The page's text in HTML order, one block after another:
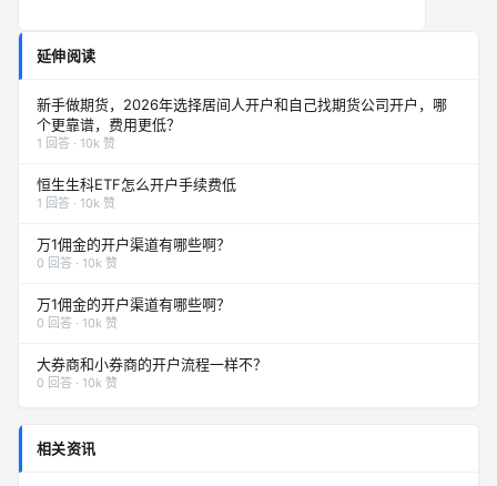
延伸阅读
新手做期货，2026年选择居间人开户和自己找期货公司开户，哪
个更靠谱，费用更低？
1 回答 · 10k 赞
恒生生科ETF怎么开户手续费低
1 回答 · 10k 赞
万1佣金的开户渠道有哪些啊？
0 回答 · 10k 赞
万1佣金的开户渠道有哪些啊？
0 回答 · 10k 赞
大券商和小券商的开户流程一样不？
0 回答 · 10k 赞
相关资讯